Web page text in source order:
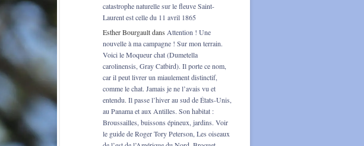
catastrophe naturelle sur le fleuve Saint-
Laurent est celle du 11 avril 1865
Esther Bourgaultdans Attention ! Une
nouvelle à ma campagne ! Sur mon terrain.
Voici le Moqueur chat (Dumetella
carolinensis, Gray Catbird). Il porte ce nom,
car il peut livrer un miaulement distinctif,
comme le chat. Jamais je ne l’avais vu et
entendu. Il passe l’hiver au sud de États-Unis,
au Panama et aux Antilles. Son habitat :
Broussailles, buissons épineux, jardins. Voir
le guide de Roger Tory Peterson, Les oiseaux